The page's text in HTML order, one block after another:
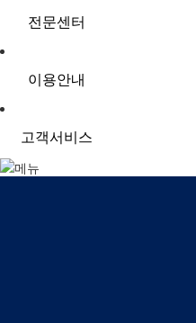
전문센터
이용안내
고객서비스